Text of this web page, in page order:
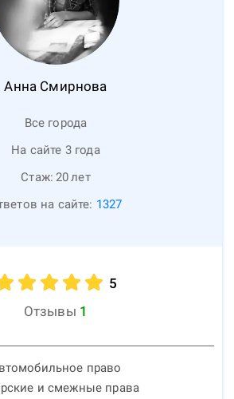
Анна Смирнова
Все города
На сайте 3 года
Стаж: 20лет
на сайте: 1327
5
Отзывы 1
право
и смежные права